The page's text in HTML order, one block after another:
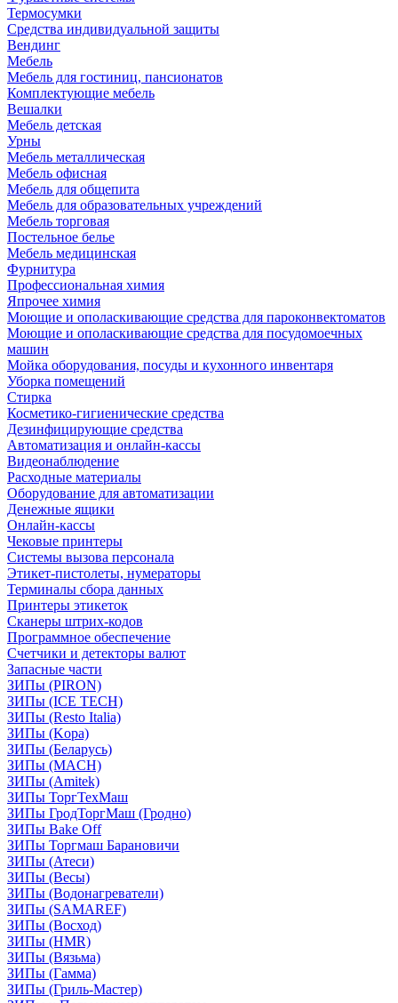
Термосумки
Средства индивидуальной защиты
Вендинг
Мебель
Мебель для гостиниц, пансионатов
Комплектующие мебель
Вешалки
Мебель детская
Урны
Мебель металлическая
Мебель офисная
Мебель для общепита
Мебель для образовательных учреждений
Мебель торговая
Постельное белье
Мебель медицинская
Фурнитура
Профессиональная химия
Япрочее химия
Моющие и ополаскивающие средства для пароконвектоматов
Моющие и ополаскивающие средства для посудомоечных
машин
Мойка оборудования, посуды и кухонного инвентаря
Уборка помещений
Стирка
Косметико-гигиенические средства
Дезинфицирующие средства
Автоматизация и онлайн-кассы
Видеонаблюдение
Расходные материалы
Оборудование для автоматизации
Денежные ящики
Онлайн-кассы
Чековые принтеры
Системы вызова персонала
Этикет-пистолеты, нумераторы
Терминалы сбора данных
Принтеры этикеток
Сканеры штрих-кодов
Программное обеспечение
Счетчики и детекторы валют
Запасные части
ЗИПы (PIRON)
ЗИПы (ICE TECH)
ЗИПы (Resto Italia)
ЗИПы (Kopa)
ЗИПы (Беларусь)
ЗИПы (MACH)
ЗИПы (Amitek)
ЗИПы ТоргТехМаш
ЗИПы ГродТоргМаш (Гродно)
ЗИПы Bake Off
ЗИПы Торгмаш Барановичи
ЗИПы (Атеси)
ЗИПы (Весы)
ЗИПы (Водонагреватели)
ЗИПы (SAMAREF)
ЗИПы (Восход)
ЗИПы (HMR)
ЗИПы (Вязьма)
ЗИПы (Гамма)
ЗИПы (Гриль-Мастер)